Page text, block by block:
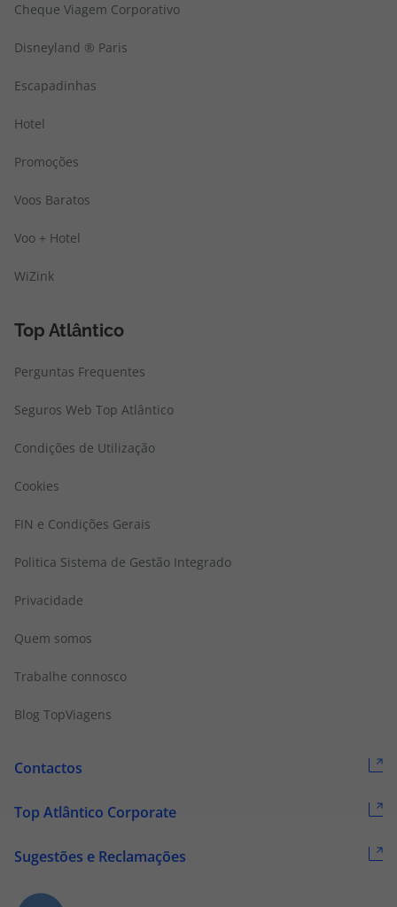
Cheque Viagem Corporativo
Disneyland ® Paris
Escapadinhas
Hotel
Promoções
Voos Baratos
Voo + Hotel
WiZink
Top Atlântico
Perguntas Frequentes
Seguros Web Top Atlântico
Condições de Utilização
Cookies
FIN e Condições Gerais
Politica Sistema de Gestão Integrado
Privacidade
Quem somos
Trabalhe connosco
Blog TopViagens
Contactos
Top Atlântico Corporate
Sugestões e Reclamações